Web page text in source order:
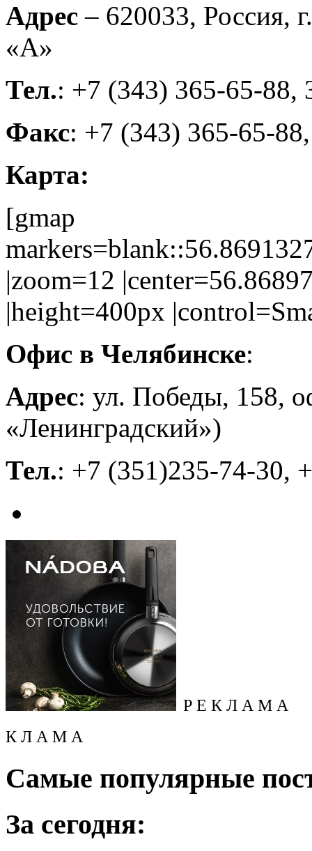
Адрес – 620033, Россия,
«А»
Тел.: +7 (343) 365-65-88,
Факс: +7 (343) 365-65-
Карта:
[gmap
|zoom=12
|height=400px
Офис в Челябинске:
Адрес: ул. Победы, 158,
«Ленинградский»)
Тел.: +7 (351)235-74-30,
Р Е К Л А М А
К Л А М А
Самые популярные
За сегодня: